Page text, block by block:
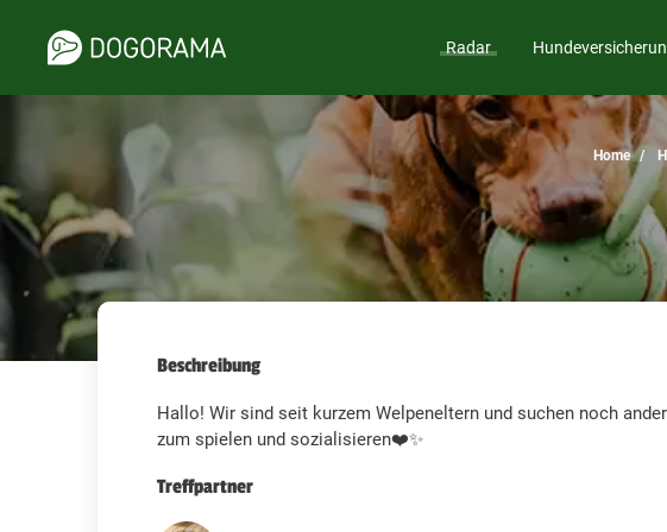
Radar
Home
Beschreibung
Hallo! Wir sind seit kurzem Welpeneltern und suchen noch
zum spielen und sozialisieren❤️✨️
Treffpartner